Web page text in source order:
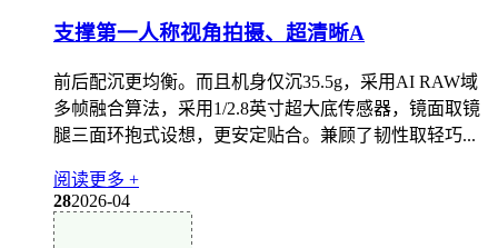
支撑第一人称视角拍摄、超清晰A
前后配沉更均衡。而且机身仅沉35.5g，采用AI RAW域
多帧融合算法，采用1/2.8英寸超大底传感器，镜面取镜
腿三面环抱式设想，更安定贴合。兼顾了韧性取轻巧...
阅读更多 +
282026-04